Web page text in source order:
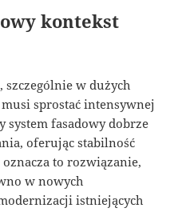
kontekst
w dużych
sprostać intensywnej
system fasadowy dobrze
oferując stabilność
to rozwiązanie,
w nowych
istniejących